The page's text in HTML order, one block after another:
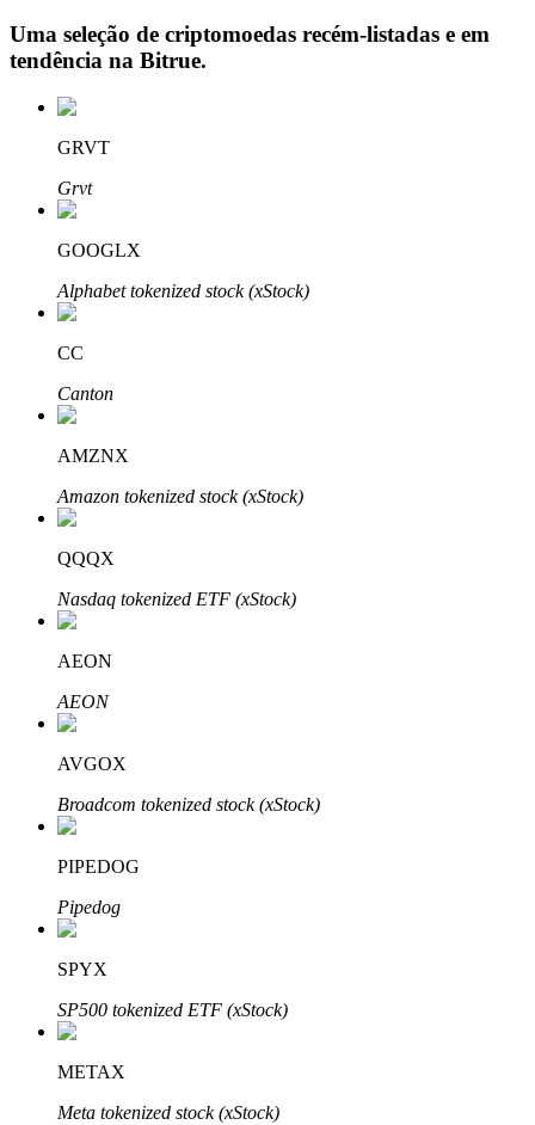
Investimento Automático
Obtenha lucro a longo prazo e interesses flexíveis
Aprenda a apostar
Afiliados Bitrue
Até 65% de comissões!
Uma seleção de criptomoedas recém-listadas e em
tendência na Bitrue.
GRVT
Grvt
GOOGLX
Alphabet tokenized stock (xStock)
CC
Canton
AMZNX
Amazon tokenized stock (xStock)
QQQX
Nasdaq tokenized ETF (xStock)
AEON
AEON
AVGOX
Broadcom tokenized stock (xStock)
PIPEDOG
Pipedog
SPYX
SP500 tokenized ETF (xStock)
METAX
Meta tokenized stock (xStock)